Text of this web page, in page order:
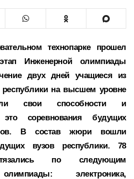
технопарке прошел
этап Инженерной олимпиады
двух дней учащиеся из
республики на высшем уровне
свои способности и
соревнования будущих
В состав жюри вошли
вузов республики. 78
по следующим
электроника,